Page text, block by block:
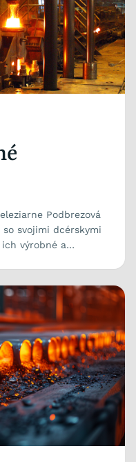
Podbrezová
svojimi dcérskymi
výrobné a